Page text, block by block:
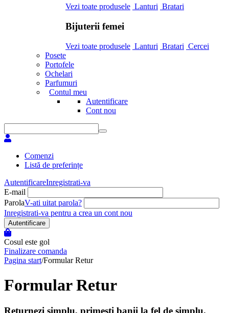
Vezi toate produsele Lanturi Bratari
Bijuterii femei
Vezi toate produsele Lanturi Bratari Cercei
Posete
Portofele
Ochelari
Parfumuri
Contul meu
Autentificare
Cont nou
Comenzi
Listă de preferințe
AutentificareInregistrati-va
E-mail
ParolaV-ati uitat parola?
Inregistrati-va pentru a crea un cont nou
Autentificare
Cosul este gol
Finalizare comanda
Pagina start/Formular Retur
Formular Retur